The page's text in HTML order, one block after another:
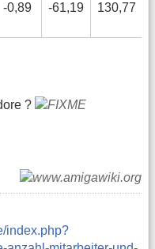
-0,89 -61,19 130,77
?
index.php?